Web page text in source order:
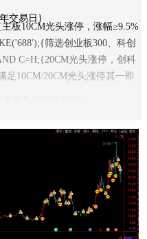
交易日}
板10CM光头涨停，涨幅≥9.5%
筛选创业板300、科创
C=H;{20CM光头涨停，创科
足10CM/20CM光头涨停其一即
收盘差值绝对值}
线长度，最高价减去实体上边
线}
单根K线计分：涨停2分，长
近120日累计总
近120日光头涨
近120
当日有得分绘